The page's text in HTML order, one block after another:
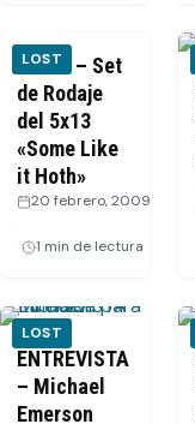
LOST
VIDEO – Set
de Rodaje
del 5x13
«Some Like
it Hoth»
20 febrero, 2009
1 min de lectura
LOST
ENTREVISTA
– Michael
Emerson